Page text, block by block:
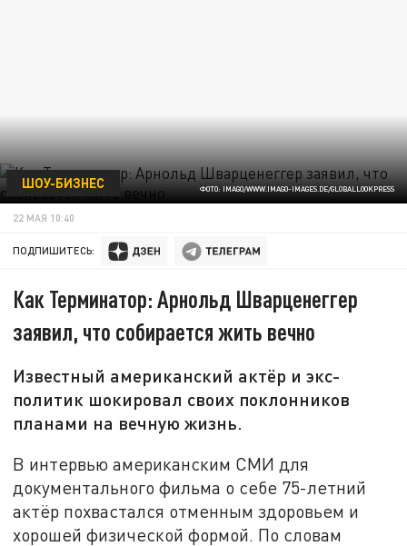
ФОТО: IMAGO/WWW.IMAGO-IMAGES.DE/GLOBALLOOKPRESS
ШОУ-БИЗНЕС
22 МАЯ 10:40
ПОДПИШИТЕСЬ:
Как Терминатор: Арнольд Шварценеггер
заявил, что собирается жить вечно
Известный американский актёр и экс-
политик шокировал своих поклонников
планами на вечную жизнь.
В интервью американским СМИ для
документального фильма о себе 75-летний
актёр похвастался отменным здоровьем и
хорошей физической формой. По словам